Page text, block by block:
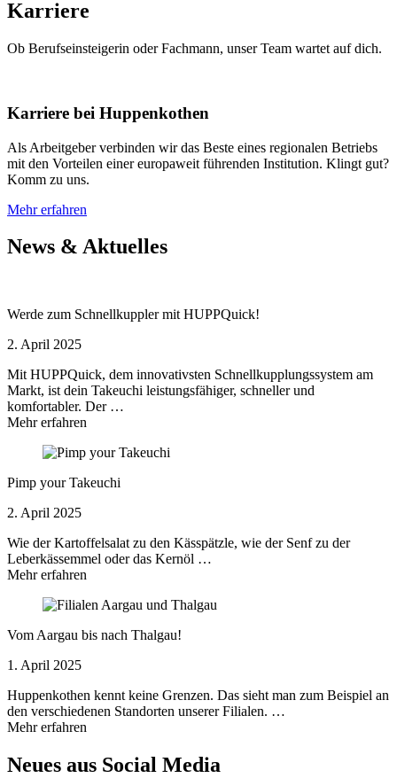
Karriere
Ob Berufseinsteigerin oder Fachmann, unser Team wartet auf dich.
Karriere bei Huppenkothen
Als Arbeitgeber verbinden wir das Beste eines regionalen Betriebs
mit den Vorteilen einer europaweit führenden Institution. Klingt gut?
Komm zu uns.
Mehr erfahren
News & Aktuelles
Werde zum Schnellkuppler mit HUPPQuick!
2. April 2025
Mit HUPPQuick, dem innovativsten Schnell­kupplungs­system am
Markt, ist dein Takeuchi leistungsfähiger, schneller und
komfortabler. Der …
Mehr erfahren
Pimp your Takeuchi
2. April 2025
Wie der Kartoffelsalat zu den Kässpätzle, wie der Senf zu der
Leberkässemmel oder das Kernöl …
Mehr erfahren
Vom Aargau bis nach Thalgau!
1. April 2025
Huppenkothen kennt keine Grenzen. Das sieht man zum Beispiel an
den verschiedenen Standorten unserer Filialen. …
Mehr erfahren
Neues aus Social Media